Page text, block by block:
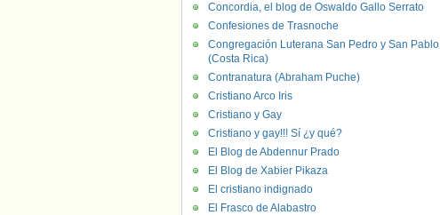
Concordia, el blog de Oswaldo Gallo Serrato
Confesiones de Trasnoche
Congregación Luterana San Pedro y San Pablo
(Costa Rica)
Contranatura (Abraham Puche)
Cristiano Arco Iris
Cristiano y Gay
Cristiano y gay!!! Sí ¿y qué?
El Blog de Abdennur Prado
El Blog de Xabier Pikaza
El cristiano indignado
El Frasco de Alabastro